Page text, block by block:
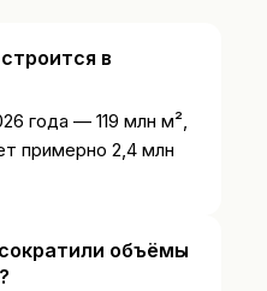
в
года — 119 млн м²,
примерно 2,4 млн
объёмы